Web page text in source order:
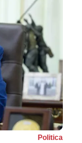
Politica